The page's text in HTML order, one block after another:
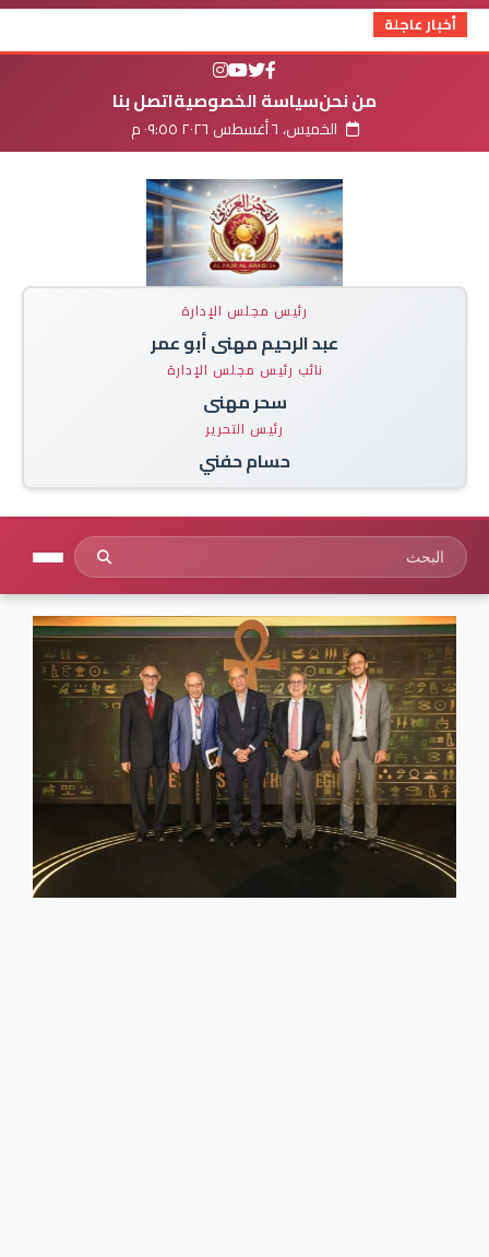
أخبار عاجلة
من نحنسياسة الخصوصيةاتصل بنا
الخميس، ٦ أغسطس ٢٠٢٦ ٠٩:٥٥ م
رئيس مجلس الإدارة
عبد الرحيم مهنى أبو عمر
نائب رئيس مجلس الإدارة
سحر مهنى
رئيس التحرير
حسام حفني